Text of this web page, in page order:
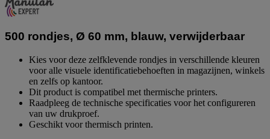
500 rondjes, Ø 60 mm, blauw, verwijderbaar
Kies voor deze zelfklevende rondjes in verschillende kleuren
voor alle visuele identificatiebehoeften in magazijnen, winkels
en zelfs op kantoor.
Dit product is compatibel met thermische printers.
Raadpleeg de technische specificaties voor het configureren
van uw drukproef.
Geschikt voor thermisch printen.